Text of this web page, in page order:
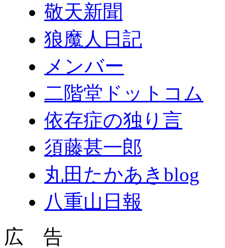
敬天新聞
狼魔人日記
メンバー
二階堂ドットコム
依存症の独り言
須藤甚一郎
丸田たかあきblog
八重山日報
広 告